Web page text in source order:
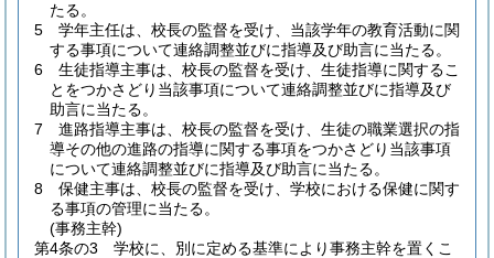
たる。
5
学年主任は、校長の監督を受け、当該学年の教育活動に関
する事項について連絡調整並びに指導及び助言に当たる。
6
生徒指導主事は、校長の監督を受け、生徒指導に関するこ
とをつかさどり当該事項について連絡調整並びに指導及び
助言に当たる。
7
進路指導主事は、校長の監督を受け、生徒の職業選択の指
導その他の進路の指導に関する事項をつかさどり当該事項
について連絡調整並びに指導及び助言に当たる。
8
保健主事は、校長の監督を受け、学校における保健に関す
る事項の管理に当たる。
(事務主幹)
第4条の3
学校に、別に定める基準により事務主幹を置くこ